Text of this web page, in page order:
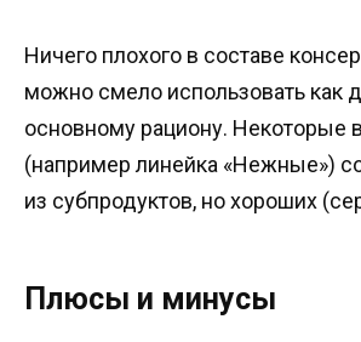
Ничего плохого в составе
можно смело использовать как
основному рациону. Некоторые
(например линейка «Нежные»)
из субпродуктов, но хороших
Плюсы и минусы